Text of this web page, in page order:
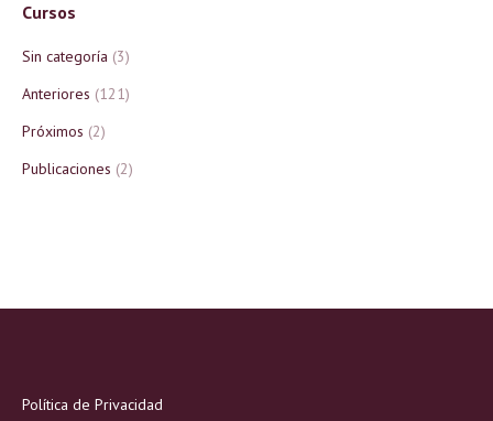
Cursos
Sin categoría (3)
Anteriores (121)
Próximos (2)
Publicaciones (2)
Política de Privacidad